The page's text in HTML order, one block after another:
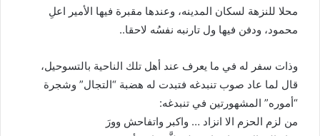
محلا للنزهة لسكان المدينه، وعندها مقبرة فيها الأمير اعلِ
محمود، ودفن فيها ول تارنبه نفسُه لاحقا..
وذات سفر له في ما يعرف عند أهل تلك الناحية بالتسوحيل،
قال لما عاد صوب تنبدغه فتبدت له هضبة “التجال” وشجرة
“أموره” المشهورتين في تنبدغه:
من لزم الحزم الا انزاد … واكبر واتفاحش وورَ